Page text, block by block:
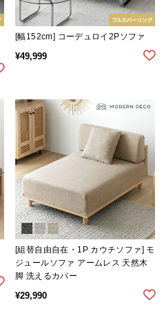
[幅152cm] コーデュロイ2Pソファ
¥49,999
[組替自由自在・1P カウチソファ] モ
ジュールソファ アームレス 天然木
脚 洗えるカバー
¥29,990